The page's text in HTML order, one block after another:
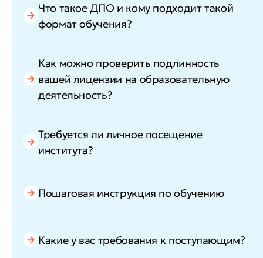
Что такое ДПО и кому подходит такой
формат обучения?
Как можно проверить подлинность
вашей лицензии на образовательную
деятельность?
Требуется ли личное посещение
института?
Пошаговая инструкция по обучению
Какие у вас требования к поступающим?